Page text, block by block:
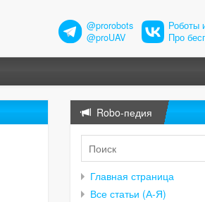
@prorobots
@proUAV
Роботы
Про
Robo-педия
Главная страница
Все статьи (А-Я)